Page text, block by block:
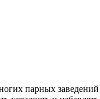
парных